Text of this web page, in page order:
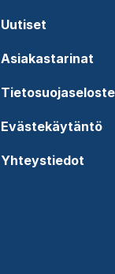
Uutiset
Asiakastarinat
Tietosuojaseloste
Evästekäytäntö
Yhteystiedot